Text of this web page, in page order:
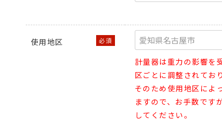
使用地区
計量器は重力の影響を
区ごとに調整されてお
そのため使用地区によ
ますので、お手数です
してください。